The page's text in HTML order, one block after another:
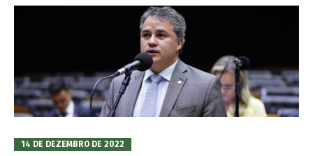
14 DE DEZEMBRO DE 2022